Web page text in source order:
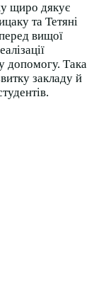
щиро дякує
та Тетяні
вищої
допомогу. Така
закладу й